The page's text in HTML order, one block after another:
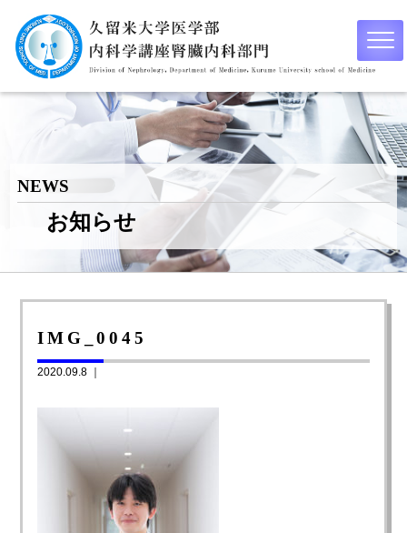
NEWS
お知らせ
IMG_0045
2020.09.8 ｜